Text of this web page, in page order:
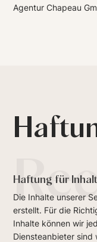
Agentur Chapeau
Haftung für
Die Inhalte unserer
erstellt. Für die
Inhalte können wir
Diensteanbieter sind